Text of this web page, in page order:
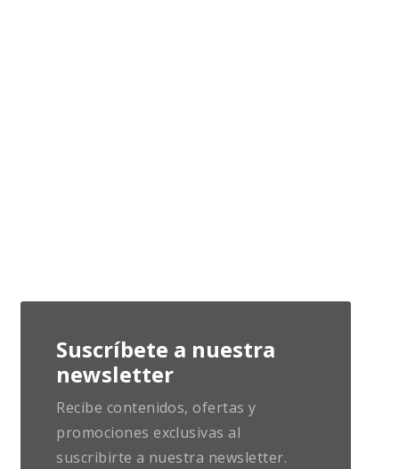
Suscríbete a nuestra
newsletter
Recibe contenidos, ofertas y
promociones exclusivas al
suscribirte a nuestra newsletter.